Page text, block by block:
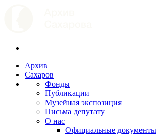
Архив
Сахаров
Фонды
Публикации
Музейная экспозиция
Письма депутату
О нас
Официальные документы